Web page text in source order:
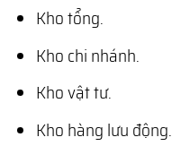
Kho tổng.
Kho chi nhánh.
Kho vật tư.
Kho hàng lưu động.